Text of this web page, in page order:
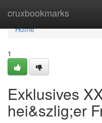
cruxbookmarks
Home
Home
1
Exklusives
hei&szlig;er